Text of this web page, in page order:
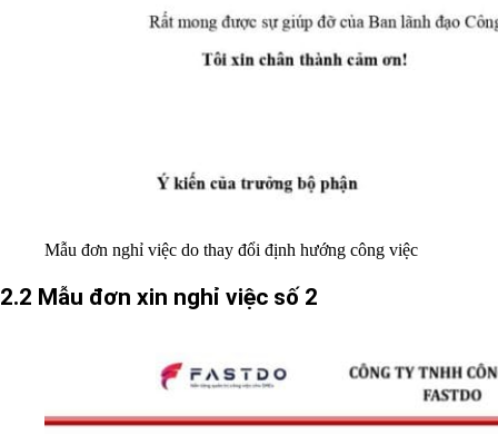
Mẫu đơn nghỉ việc do thay đổi định hướng công việc
2.2 Mẫu đơn xin nghỉ việc số 2